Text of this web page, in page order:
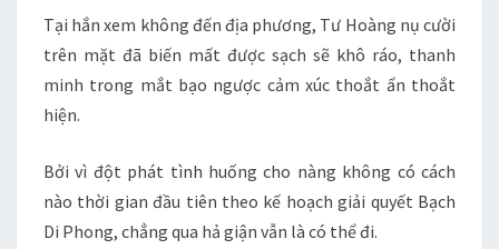
Tại hắn xem không đến địa phương, Tư Hoàng nụ cười
trên mặt đã biến mất được sạch sẽ khô ráo, thanh
minh trong mắt bạo ngược cảm xúc thoắt ẩn thoắt
hiện.
Bởi vì đột phát tình huống cho nàng không có cách
nào thời gian đầu tiên theo kế hoạch giải quyết Bạch
Di Phong, chẳng qua hả giận vẫn là có thể đi.